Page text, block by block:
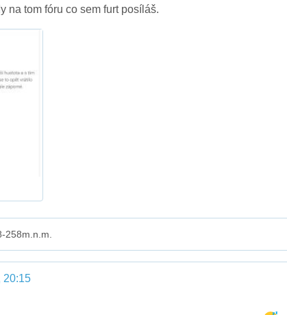
na tom fóru co sem furt posíláš.
258m.n.m.
20:15